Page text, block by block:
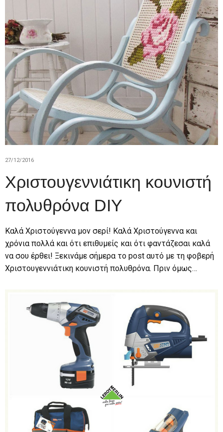
27/12/2016
Χριστουγεννιάτικη κουνιστή
πολυθρόνα DIY
Καλά Χριστούγεννα μον σερί! Καλά Χριστούγεννα και
χρόνια πολλά και ότι επιθυμείς και ότι φαντάζεσαι καλά
να σου έρθει! Ξεκινάμε σήμερα το post αυτό με τη φοβερή
Χριστουγεννιάτικη κουνιστή πολυθρόνα. Πριν όμως…